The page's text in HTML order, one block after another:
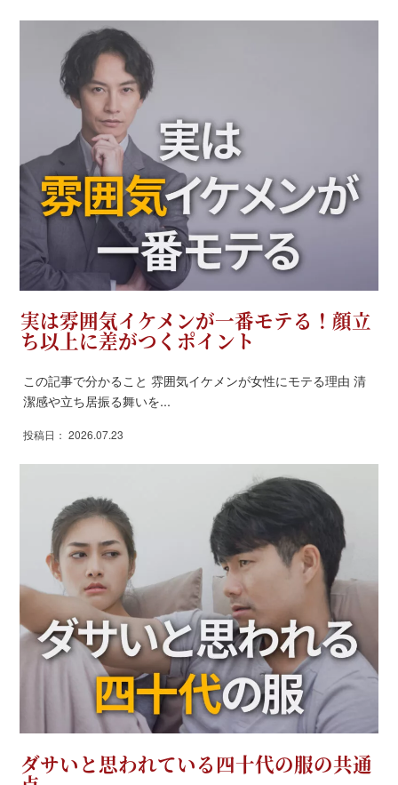
実は雰囲気イケメンが一番モテる！顔立
ち以上に差がつくポイント
この記事で分かること 雰囲気イケメンが女性にモテる理由 清
潔感や立ち居振る舞いを...
投稿日： 2026.07.23
ダサいと思われている四十代の服の共通